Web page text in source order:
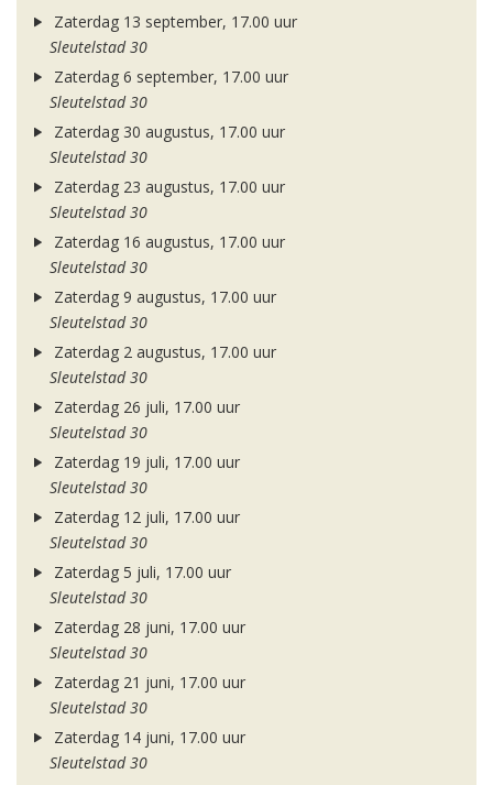
Zaterdag 13 september, 17.00 uur
Sleutelstad 30
Zaterdag 6 september, 17.00 uur
Sleutelstad 30
Zaterdag 30 augustus, 17.00 uur
Sleutelstad 30
Zaterdag 23 augustus, 17.00 uur
Sleutelstad 30
Zaterdag 16 augustus, 17.00 uur
Sleutelstad 30
Zaterdag 9 augustus, 17.00 uur
Sleutelstad 30
Zaterdag 2 augustus, 17.00 uur
Sleutelstad 30
Zaterdag 26 juli, 17.00 uur
Sleutelstad 30
Zaterdag 19 juli, 17.00 uur
Sleutelstad 30
Zaterdag 12 juli, 17.00 uur
Sleutelstad 30
Zaterdag 5 juli, 17.00 uur
Sleutelstad 30
Zaterdag 28 juni, 17.00 uur
Sleutelstad 30
Zaterdag 21 juni, 17.00 uur
Sleutelstad 30
Zaterdag 14 juni, 17.00 uur
Sleutelstad 30